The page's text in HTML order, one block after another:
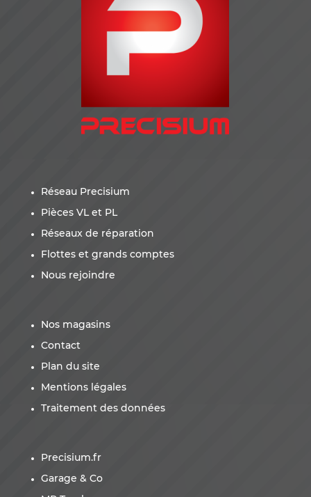
Réseau Precisium
Pièces VL et PL
Réseaux de réparation
Flottes et grands comptes
Nous rejoindre
Nos magasins
Contact
Plan du site
Mentions légales
Traitement des données
Precisium.fr
Garage & Co